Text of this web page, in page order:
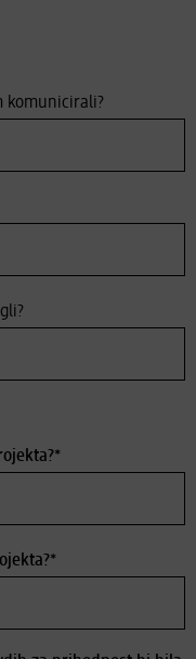
komunicirali?